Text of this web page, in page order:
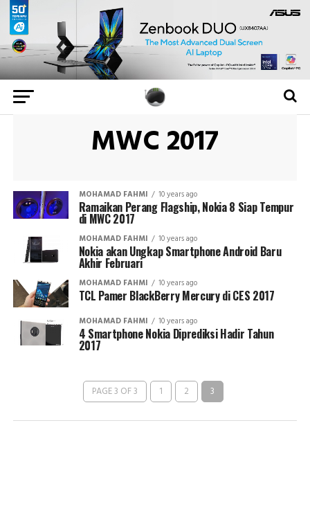
MWC 2017
MOHAMAD FAHMI 10 years ago
Ramaikan Perang Flagship, Nokia 8 Siap Tempur
di MWC 2017
MOHAMAD FAHMI 10 years ago
Nokia akan Ungkap Smartphone Android Baru
Akhir Februari
MOHAMAD FAHMI 10 years ago
TCL Pamer BlackBerry Mercury di CES 2017
MOHAMAD FAHMI 10 years ago
4 Smartphone Nokia Diprediksi Hadir Tahun
2017
PAGE 3 OF 3 1 2 3